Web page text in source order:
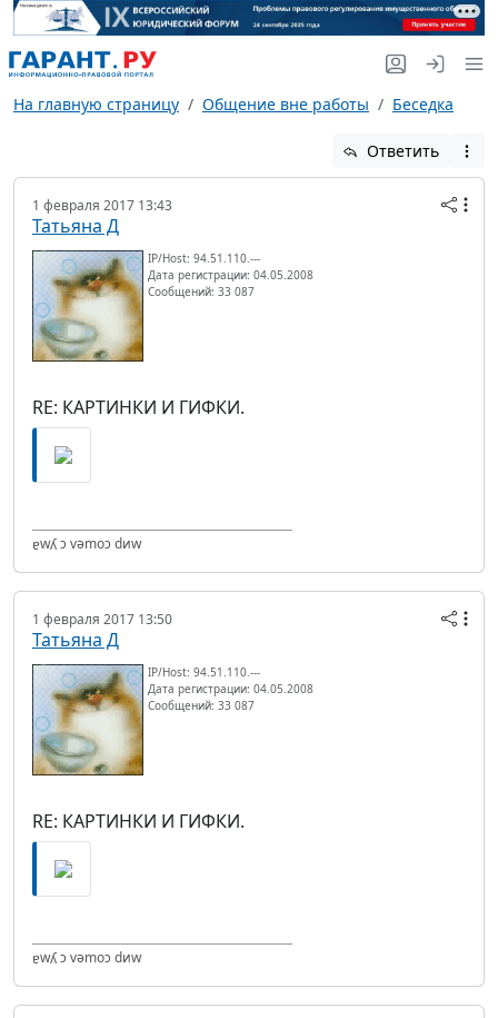
На главную страницу Общение вне работы Беседка
Ответить
1 февраля 2017 13:43
Татьяна Д
IP/Host: 94.51.110.---
Дата регистрации: 04.05.2008
Сообщений: 33 087
RE: КАРТИНКИ И ГИФКИ.
ɐwʎ ɔ vǝmоɔ dиw
1 февраля 2017 13:50
Татьяна Д
IP/Host: 94.51.110.---
Дата регистрации: 04.05.2008
Сообщений: 33 087
RE: КАРТИНКИ И ГИФКИ.
ɐwʎ ɔ vǝmоɔ dиw